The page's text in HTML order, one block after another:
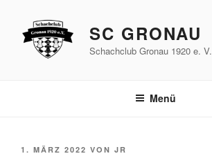
springen
SC GRONAU
Schachclub Gronau 1920 e. V.
Menü
VERÖFFENTLICHT
1. MÄRZ 2022 VON JR